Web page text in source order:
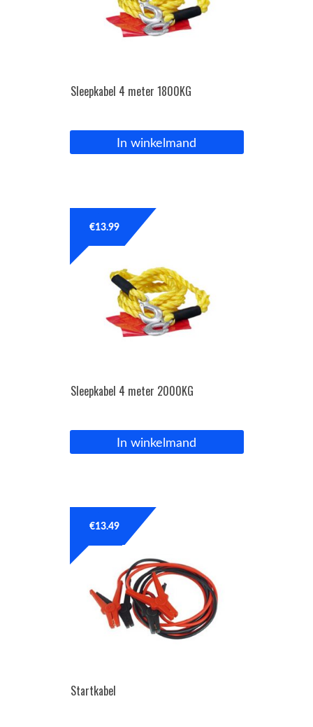
Sleepkabel 4 meter 1800KG
In winkelmand
Sleepkabel 4 meter 2000KG
€13.99
In winkelmand
Startkabel
€13.49